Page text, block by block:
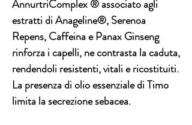
AnnurtriComplex ® associato agli
estratti di Anageline®, Serenoa
Repens, Caffeina e Panax Ginseng
rinforza i capelli, ne contrasta la caduta,
rendendoli resistenti, vitali e ricostituiti.
La presenza di olio essenziale di Timo
limita la secrezio­ne sebacea.